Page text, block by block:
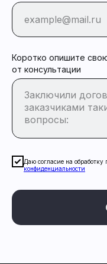
Коротко опишите
от консультации
Даю согласие на
конфиденциальности